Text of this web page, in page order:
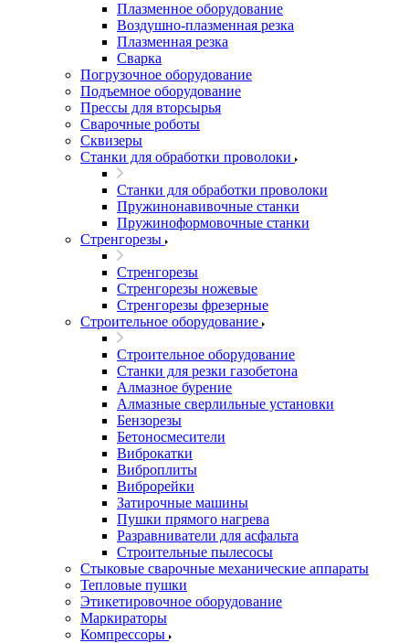
Плазменное оборудование
Воздушно-плазменная резка
Плазменная резка
Сварка
Погрузочное оборудование
Подъемное оборудование
Прессы для вторсырья
Сварочные роботы
Сквизеры
Станки для обработки проволоки
Станки для обработки проволоки
Пружинонавивочные станки
Пружиноформовочные станки
Стренгорезы
Стренгорезы
Стренгорезы ножевые
Стренгорезы фрезерные
Строительное оборудование
Строительное оборудование
Станки для резки газобетона
Алмазное бурение
Алмазные сверлильные установки
Бензорезы
Бетоносмесители
Виброкатки
Виброплиты
Виброрейки
Затирочные машины
Пушки прямого нагрева
Разравниватели для асфальта
Строительные пылесосы
Стыковые сварочные механические аппараты
Тепловые пушки
Этикетировочное оборудование
Маркираторы
Компрессоры